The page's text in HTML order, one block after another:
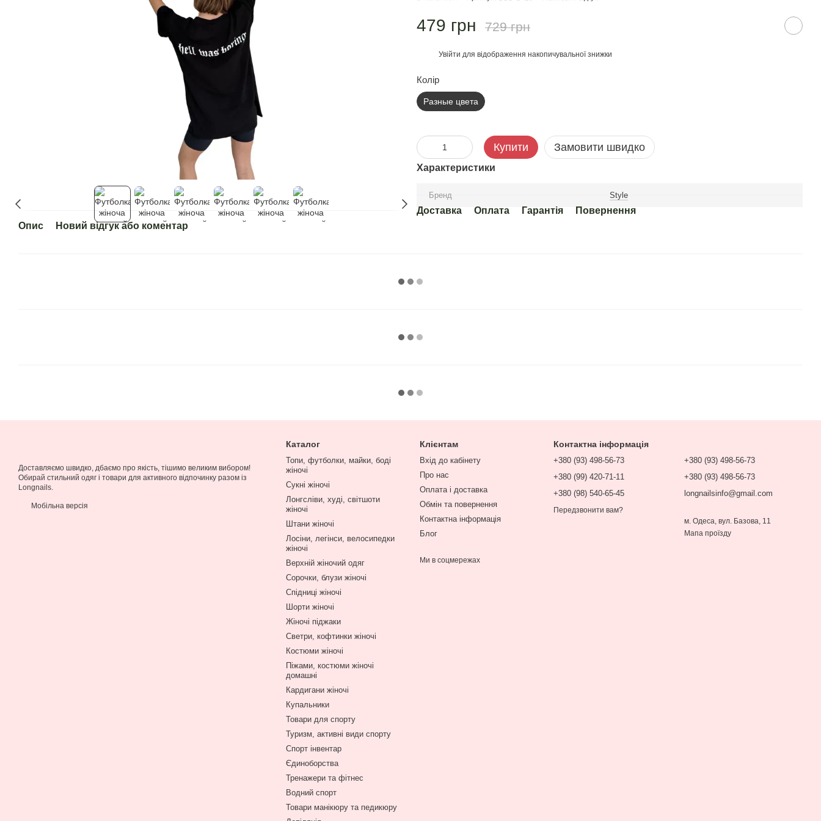
Опис Новий відгук або коментар
479 грн 729 грн
Увійти для відображення накопичувальної знижки
Колір
Разные цвета
Купити Замовити швидко
Характеристики
Бренд Style
Доставка Оплата Гарантія Повернення
Доставляємо швидко, дбаємо про якість, тішимо великим вибором!
Обирай стильний одяг і товари для активного відпочинку разом із
Longnails.
Мобільна версія
Каталог
Топи, футболки, майки, боді
жіночі
Сукні жіночі
Лонгсліви, худі, світшоти
жіночі
Штани жіночі
Лосіни, легінси, велосипедки
жіночі
Верхній жіночий одяг
Сорочки, блузи жіночі
Спідниці жіночі
Шорти жіночі
Жіночі піджаки
Светри, кофтинки жіночі
Костюми жіночі
Піжами, костюми жіночі
домашні
Кардигани жіночі
Купальники
Товари для спорту
Туризм, активні види спорту
Спорт інвентар
Єдиноборства
Тренажери та фітнес
Водний спорт
Товари манікюру та педикюру
Клієнтам
Вхід до кабінету
Про нас
Оплата і доставка
Обмін та повернення
Контактна інформація
Блог
Ми в соцмережах
Контактна інформація
+380 (93) 498-56-73
+380 (99) 420-71-11
+380 (98) 540-65-45
Передзвонити вам?
+380 (93) 498-56-73
+380 (93) 498-56-73
longnailsinfo@gmail.com
м. Одеса, вул. Базова, 11
Мапа проїзду